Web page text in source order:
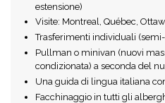
estensione)
Visite: Montreal, Québec,
Trasferimenti individuali
Pullman o minivan (nuovi
condizionata) a seconda del
Una guida di lingua italiana
Facchinaggio in tutti gli